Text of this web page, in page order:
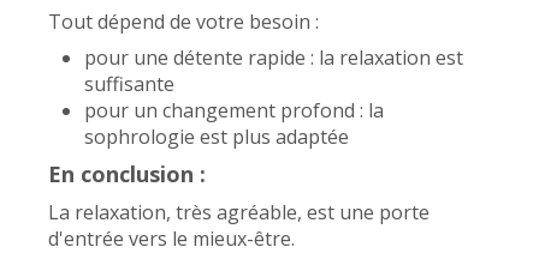
Tout dépend de votre besoin :
pour une détente rapide : la relaxation est
suffisante
pour un changement profond : la
sophrologie est plus adaptée
En conclusion :
La relaxation, très agréable, est une porte
d'entrée vers le mieux-être.